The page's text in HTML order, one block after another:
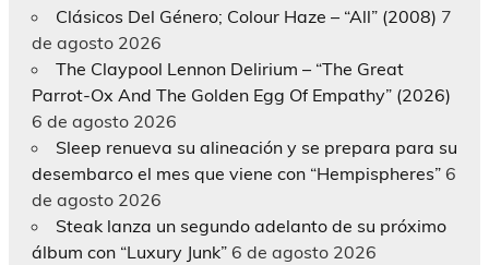
Clásicos Del Género; Colour Haze – “All” (2008) 7
de agosto 2026
The Claypool Lennon Delirium – “The Great
Parrot-Ox And The Golden Egg Of Empathy” (2026)
6 de agosto 2026
Sleep renueva su alineación y se prepara para su
desembarco el mes que viene con “Hempispheres” 6
de agosto 2026
Steak lanza un segundo adelanto de su próximo
álbum con “Luxury Junk” 6 de agosto 2026